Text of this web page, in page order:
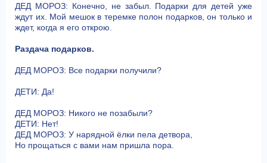
ДЕД МОРОЗ: Конечно, не забыл. Подарки для детей уже
ждут их. Мой мешок в теремке полон подарков, он только и
ждет, когда я его открою.
Раздача подарков.
ДЕД МОРОЗ: Все подарки получили?
ДЕТИ: Да!
ДЕД МОРОЗ: Никого не позабыли?
ДЕТИ: Нет!
ДЕД МОРОЗ: У нарядной ёлки пела детвора,
Но прощаться с вами нам пришла пора.